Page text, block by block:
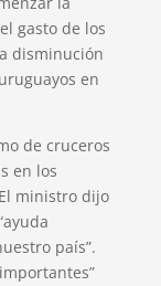
gasto de los
disminución
en
de cruceros
en los
ministro dijo
país”.